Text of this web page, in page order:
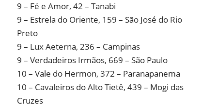
9 – Fé e Amor, 42 – Tanabi
9 – Estrela do Oriente, 159 – São José do Rio
Preto
9 – Lux Aeterna, 236 – Campinas
9 – Verdadeiros Irmãos, 669 – São Paulo
10 – Vale do Hermon, 372 – Paranapanema
10 – Cavaleiros do Alto Tietê, 439 – Mogi das
Cruzes